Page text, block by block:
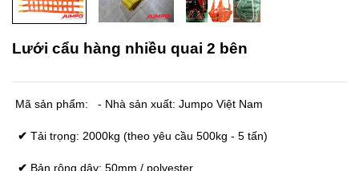
Lưới cẩu hàng nhiều quai 2 bên
Mã sản phẩm: - Nhà sản xuất: Jumpo Việt Nam
✔ Tải trọng: 2000kg (theo yêu cầu 500kg - 5 tấn)
✔ Bản rộng dây: 50mm / polyester